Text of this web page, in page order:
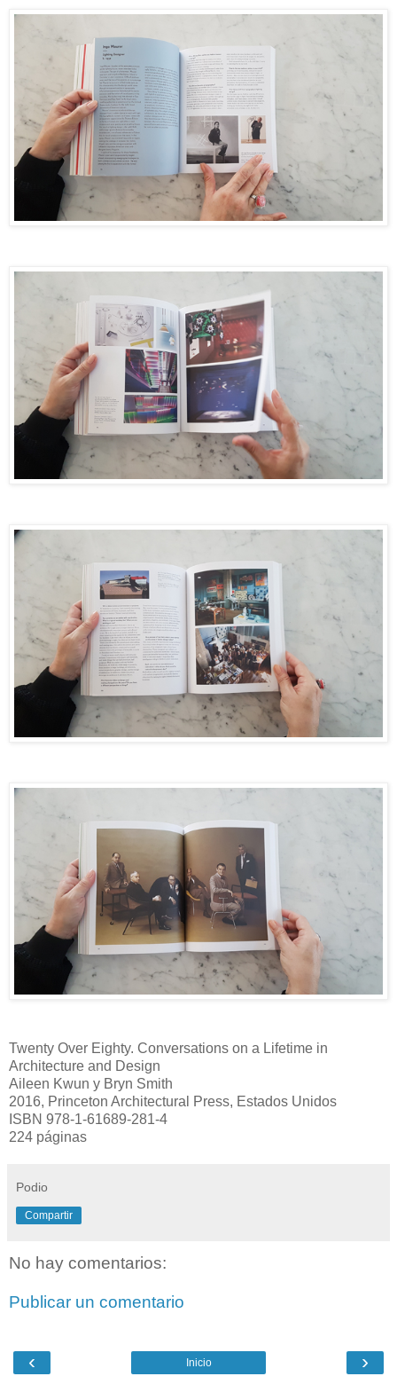
Twenty Over Eighty. Conversations on a Lifetime in
Architecture and Design
Aileen Kwun y Bryn Smith
2016, Princeton Architectural Press, Estados Unidos
ISBN 978-1-61689-281-4
224 páginas
Podio
Compartir
No hay comentarios:
Publicar un comentario
‹ ›
Inicio